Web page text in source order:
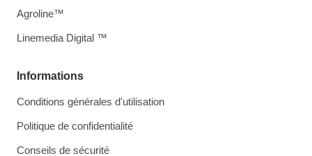
Informations
Conditions générales d'utilisation
Politique de confidentialité
Conseils de sécurité
Agroline™
Linemedia Digital ™